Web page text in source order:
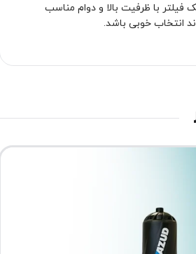
فیلتر با ظرفیت بالا و دوام مناسب
انتخاب خوبی باشد.